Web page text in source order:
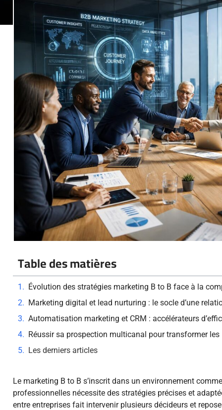
Table des matières
Évolution des stratégies marketing B to B face à la
Marketing digital et lead nurturing : le socle d’une
Automatisation marketing et CRM : accélérateurs
Réussir sa prospection multicanal pour transformer
Les derniers articles
Le marketing B to B s’inscrit dans un environnement
professionnelles nécessite des stratégies précises et
entre entreprises fait intervenir plusieurs décideurs et